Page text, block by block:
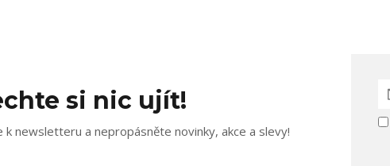
si nic ujít!
k newsletteru a nepropásněte novinky, akce a slevy!